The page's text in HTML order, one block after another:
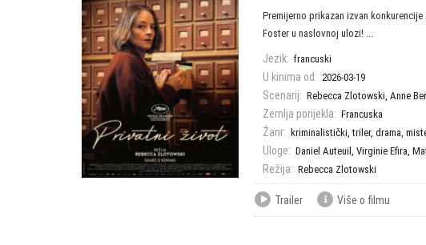
Premijerno prikazan izvan
Foster u naslovnoj ulozi! ...
Jezik: francuski
U kinima od: 2026-03-19
Scenarij: Rebecca Zlotowski, Anne
Zemlja porijekla: Francuska
Žanr: kriminalistički,triler, drama,
Uloge: Daniel Auteuil , Virginie Efira,
Režija: Rebecca Zlotowski
Trailer Više o filmu